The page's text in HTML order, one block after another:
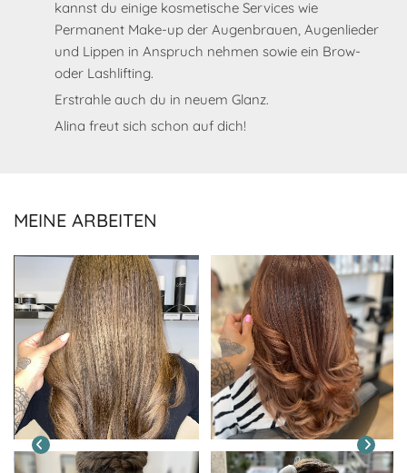
kannst du einige kosmetische Services wie
Permanent Make-up der Augenbrauen, Augenlieder
und Lippen in Anspruch nehmen sowie ein Brow-
oder Lashlifting.
Erstrahle auch du in neuem Glanz.
Alina freut sich schon auf dich!
MEINE ARBEITEN